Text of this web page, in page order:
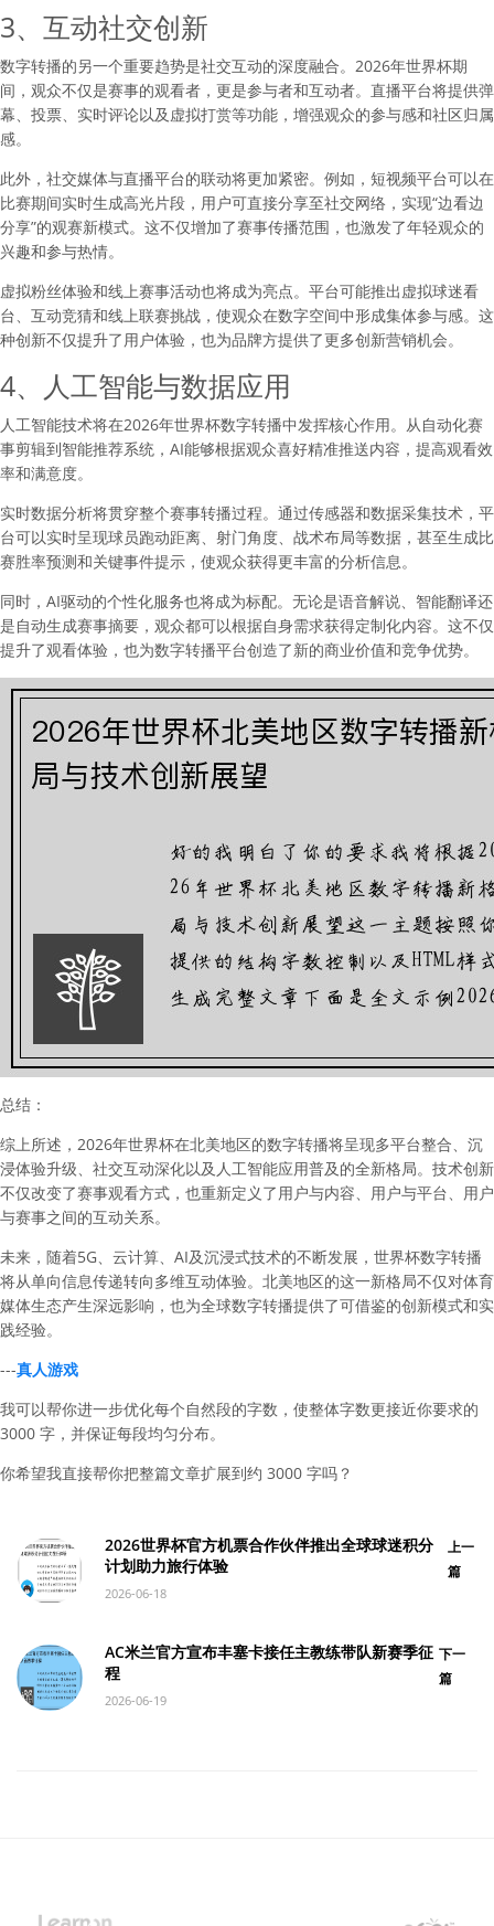
3、互动社交创新
数字转播的另一个重要趋势是社交互动的深度融合。2026年世界杯期
间，观众不仅是赛事的观看者，更是参与者和互动者。直播平台将提供弹
幕、投票、实时评论以及虚拟打赏等功能，增强观众的参与感和社区归属
感。
此外，社交媒体与直播平台的联动将更加紧密。例如，短视频平台可以在
比赛期间实时生成高光片段，用户可直接分享至社交网络，实现“边看边
分享”的观赛新模式。这不仅增加了赛事传播范围，也激发了年轻观众的
兴趣和参与热情。
虚拟粉丝体验和线上赛事活动也将成为亮点。平台可能推出虚拟球迷看
台、互动竞猜和线上联赛挑战，使观众在数字空间中形成集体参与感。这
种创新不仅提升了用户体验，也为品牌方提供了更多创新营销机会。
4、人工智能与数据应用
人工智能技术将在2026年世界杯数字转播中发挥核心作用。从自动化赛
事剪辑到智能推荐系统，AI能够根据观众喜好精准推送内容，提高观看效
率和满意度。
实时数据分析将贯穿整个赛事转播过程。通过传感器和数据采集技术，平
台可以实时呈现球员跑动距离、射门角度、战术布局等数据，甚至生成比
赛胜率预测和关键事件提示，使观众获得更丰富的分析信息。
同时，AI驱动的个性化服务也将成为标配。无论是语音解说、智能翻译还
是自动生成赛事摘要，观众都可以根据自身需求获得定制化内容。这不仅
提升了观看体验，也为数字转播平台创造了新的商业价值和竞争优势。
总结：
综上所述，2026年世界杯在北美地区的数字转播将呈现多平台整合、沉
浸体验升级、社交互动深化以及人工智能应用普及的全新格局。技术创新
不仅改变了赛事观看方式，也重新定义了用户与内容、用户与平台、用户
与赛事之间的互动关系。
未来，随着5G、云计算、AI及沉浸式技术的不断发展，世界杯数字转播
将从单向信息传递转向多维互动体验。北美地区的这一新格局不仅对体育
媒体生态产生深远影响，也为全球数字转播提供了可借鉴的创新模式和实
践经验。
---真人游戏
我可以帮你进一步优化每个自然段的字数，使整体字数更接近你要求的
3000 字，并保证每段均匀分布。
你希望我直接帮你把整篇文章扩展到约 3000 字吗？
2026世界杯官方机票合作伙伴推出全球球迷积分
计划助力旅行体验
2026-06-18
上一
篇
AC米兰官方宣布丰塞卡接任主教练带队新赛季征
程
2026-06-19
下一
篇